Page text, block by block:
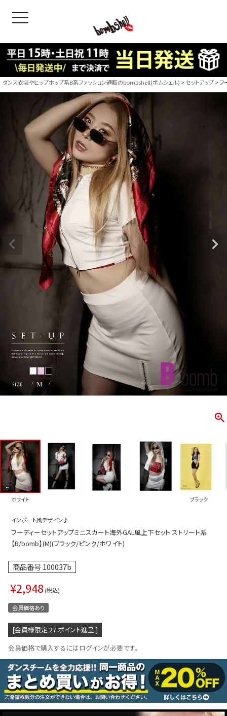
toggle navigation
＝ボムシェル】はダンス衣装専門ブランド。
衣装ならお任せ！オリジナル衣装やダンス衣装のトータル
ィネートのご提案。 ボムシェルならではの最新で斬新な
えをお届け。 撮影で使用してる小物や靴などダンサー必
ーデはイメージしやすく、全てボムシェルでご購入可能。
とは差別化出来るしっかりした衣装のご提案はダンサー
ージ映えを全力で応援してます。
商品一覧
CONTENTS
ス
ス
ー
アップ
ース
インワン／サロペット
ラ・ニップレス
B/bomb
「これど
好き女子
レッスン
新作
トップス
ボトムス
ワンピース
浴衣
コスプレ
クリスマス
ダンス衣装やヒップホップ系B系ファッション通販のbombshell(ボムシェル) セットアップ フ
ホワイト ブラック
インポート風デザイン♪
フーディーセットアップミニスカート海外GAL風上下セット ストリート系
【B/bomb】(M)(ブラック/ピンク/ホワイト)
商品番号100037b
¥2,948 税込
会員価格あり
[会員様限定 27 ポイント進呈 ]
会員価格で購入するにはログインが必要です。